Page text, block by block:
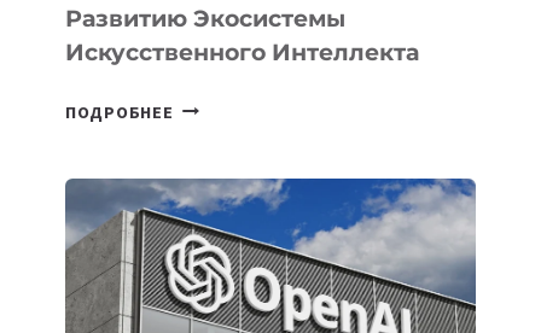
Развитию Экосистемы
Искусственного Интеллекта
ПОДРОБНЕЕ
ПРИОРИТЕТНЫЕ
ЗАДАЧИ
ПО
РАЗВИТИЮ
ЭКОСИСТЕМЫ